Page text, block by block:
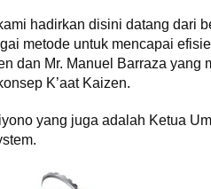
hadirkan disini datang dari
metode untuk mencapai
dan Mr. Manuel Barraza yang
K’aat Kaizen.
yang juga adalah Ketua